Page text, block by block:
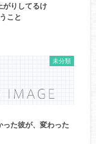
がりしてるけ
こと
未分類
った彼が、変わった